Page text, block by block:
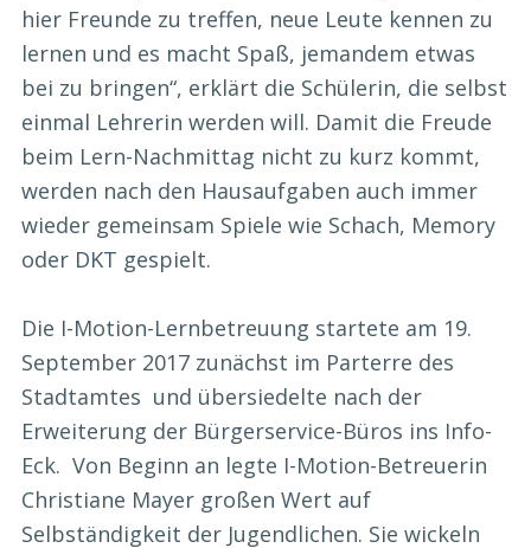
hier Freunde zu treffen, neue Leute kennen zu
lernen und es macht Spaß, jemandem etwas
bei zu bringen“, erklärt die Schülerin, die selbst
einmal Lehrerin werden will. Damit die Freude
beim Lern-Nachmittag nicht zu kurz kommt,
werden nach den Hausaufgaben auch immer
wieder gemeinsam Spiele wie Schach, Memory
oder DKT gespielt.
Die I-Motion-Lernbetreuung startete am 19.
September 2017 zunächst im Parterre des
Stadtamtes und übersiedelte nach der
Erweiterung der Bürgerservice-Büros ins Info-
Eck. Von Beginn an legte I-Motion-Betreuerin
Christiane Mayer großen Wert auf
Selbständigkeit der Jugendlichen. Sie wickeln